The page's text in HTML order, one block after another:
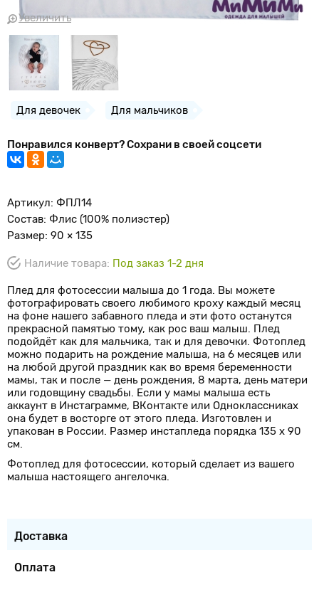
Увеличить
Для девочек Для мальчиков
Понравился конверт? Сохрани в своей соцсети
Артикул: ФПЛ14
Состав: Флис (100% полиэстер)
Размер: 90 × 135
Наличие товара: Под заказ 1-2 дня
Плед для фотосессии малыша до 1 года. Вы можете
фотографировать своего любимого кроху каждый месяц
на фоне нашего забавного пледа и эти фото останутся
прекрасной памятью тому, как рос ваш малыш. Плед
подойдёт как для мальчика, так и для девочки. Фотоплед
можно подарить на рождение малыша, на 6 месяцев или
на любой другой праздник как во время беременности
мамы, так и после — день рождения, 8 марта, день матери
или годовщину свадьбы. Если у мамы малыша есть
аккаунт в Инстаграмме, ВКонтакте или Одноклассниках
она будет в восторге от этого пледа. Изготовлен и
упакован в России. Размер инстапледа порядка 135 x 90
см.
Фотоплед для фотосессии, который сделает из вашего
малыша настоящего ангелочка.
Доставка
Оплата